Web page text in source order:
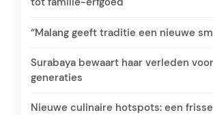
“Malang geeft traditie een nieuwe
Surabaya bewaart haar verleden
generaties
Nieuwe culinaire hotspots: een